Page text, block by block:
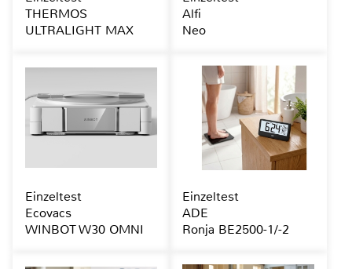
THERMOS
ULTRALIGHT MAX
Alfi
Neo
Einzeltest
Ecovacs
WINBOT W30 OMNI
Einzeltest
ADE
Ronja BE2500-1/-2